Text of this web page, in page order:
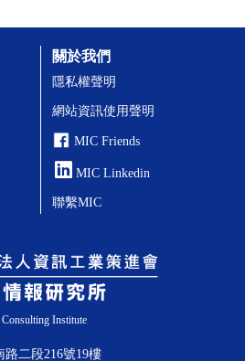
Institute
二段216號19樓
關於我們
隱私權聲明
網站資訊使用聲明
MIC Friends
MIC Linkedin
聯繫MIC